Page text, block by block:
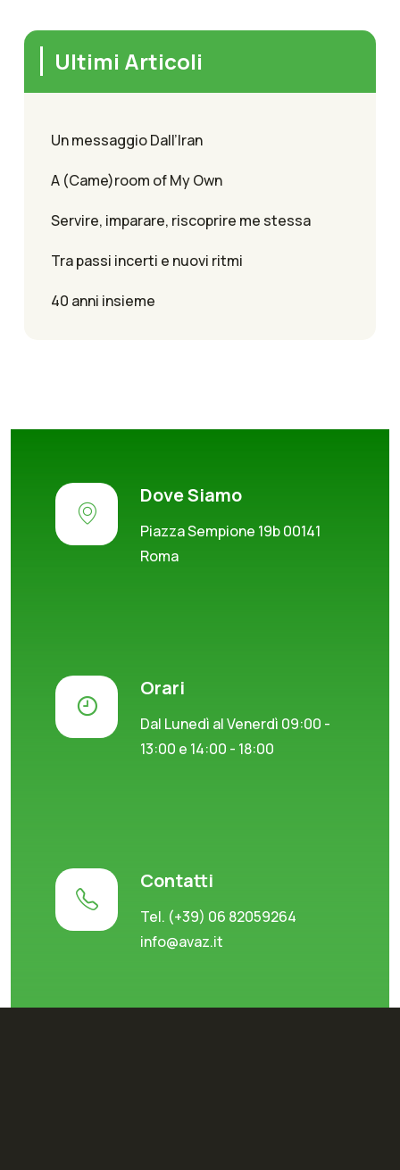
Ultimi Articoli
Un messaggio Dall’Iran
A (Came)room of My Own
Servire, imparare, riscoprire me stessa
Tra passi incerti e nuovi ritmi
40 anni insieme
Dove Siamo
Piazza Sempione 19b 00141
Roma
Orari
Dal Lunedì al Venerdì 09:00 -
13:00 e 14:00 - 18:00
Contatti
Tel. (+39) 06 82059264
info@avaz.it